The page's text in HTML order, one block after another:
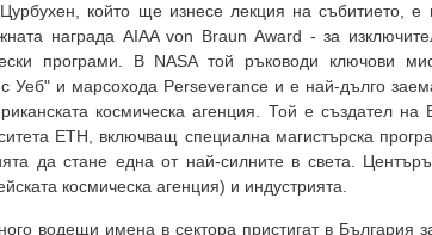
който ще изнесе лекция на събитието, е
награда AIAA von Braun Award - за
програми. В NASA той ръководи ключови
Уеб" и марсохода Perseverance и е най-дълго
космическа агенция. Той е създател
ETH, включващ специална магистърска
да стане една от най-силните в света.
космическа агенция) и индустрията.
водещи имена в сектора пристигат в България